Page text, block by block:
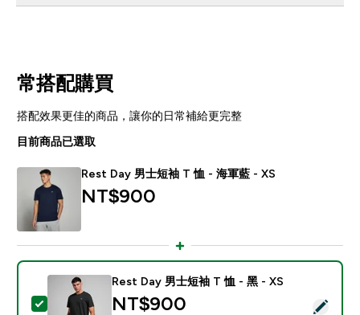
常搭配購買
搭配效果更佳的商品，讓你的日常補給更完整
目前商品已選取
Rest Day 男士短袖 T 恤 - 海軍藍 - XS
NT$900‎
選取此商品 - Rest Day 男士短袖 T 恤 - 黑 - XS
Rest Day 男士短袖 T 恤 - 黑 - XS
NT$900‎